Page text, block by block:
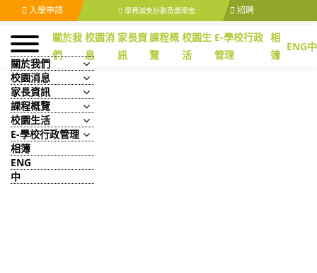
入學申請 學費減免計劃及獎學金 招聘
關於我
們
校園消
息
家長資
訊
課程概
覽
校園生
活
E-學校行政
管理
相
簿
ENG中
關於我們
校園消息
家長資訊
課程概覽
校園生活
E-學校行政管理
相簿
ENG
中